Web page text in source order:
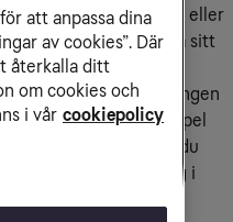
samt streamar film eller
en lägre hastighet på sitt
delar på uppkopplingen
serier, spelar onlinespel
hemma kommer du
att inte uppleva lagg i
att anpassa dina
av cookies”. Där
återkalla ditt
om cookies och
i vår cookiepolicy